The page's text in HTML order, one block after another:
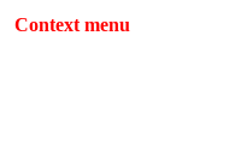
Context menu